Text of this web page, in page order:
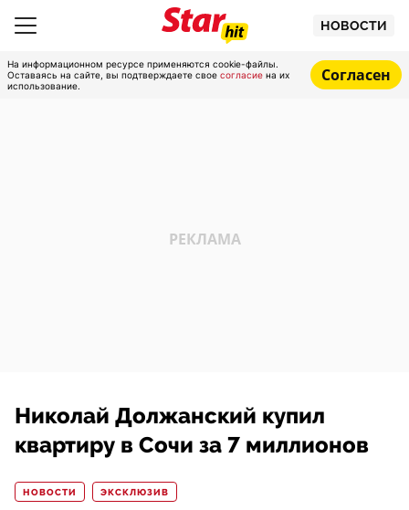
НОВОСТИ
На информационном ресурсе применяются cookie-файлы.
Оставаясь на сайте, вы подтверждаете свое согласие на их
использование.
Согласен
Николай Должанский купил
квартиру в Сочи за 7 миллионов
НОВОСТИ ЭКСКЛЮЗИВ